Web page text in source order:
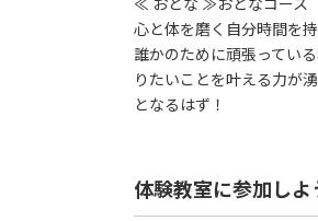
心と体を磨く自分時間を
誰かのために頑張ってい
りたいことを叶える力が
となるはず！
体験教室に参加しよ